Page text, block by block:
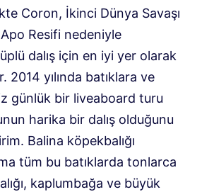
Coron, İkinci Dünya Savaşı
Resifi nedeniyle
dalış için en iyi yer olarak
2014 yılında batıklara ve
günlük bir liveaboard turu
harika bir dalış olduğunu
Balina köpekbalığı
tüm bu batıklarda tonlarca
kaplumbağa ve büyük